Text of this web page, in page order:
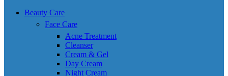
Beauty Care
Face Care
Acne Treatment
Cleanser
Cream & Gel
Day Cream
Night Cream